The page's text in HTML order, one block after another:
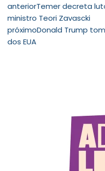
anteriorTemer decreta
ministro Teori Zavascki
próximoDonald Trump
dos EUA